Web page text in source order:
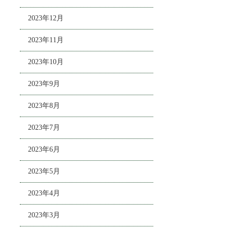
2023年12月
2023年11月
2023年10月
2023年9月
2023年8月
2023年7月
2023年6月
2023年5月
2023年4月
2023年3月